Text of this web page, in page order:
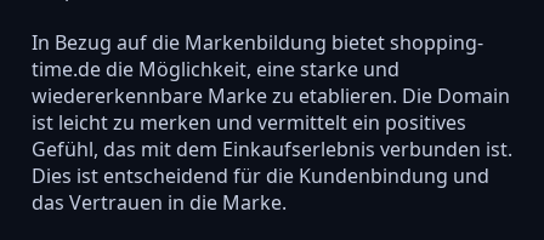
In Bezug auf die Markenbildung bietet shopping-
time.de die Möglichkeit, eine starke und
wiedererkennbare Marke zu etablieren. Die Domain
ist leicht zu merken und vermittelt ein positives
Gefühl, das mit dem Einkaufserlebnis verbunden ist.
Dies ist entscheidend für die Kundenbindung und
das Vertrauen in die Marke.